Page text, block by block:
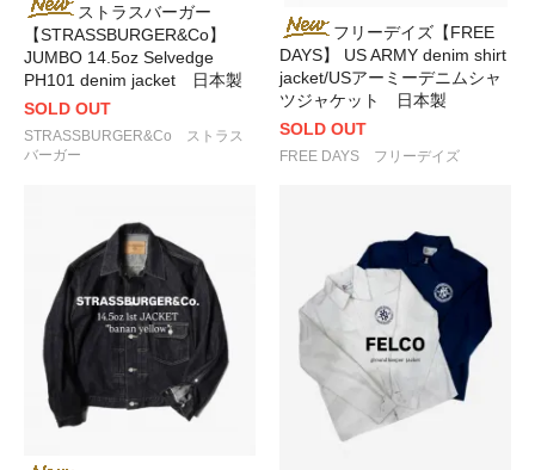
ストラスバーガー
【STRASSBURGER&Co】
JUMBO 14.5oz Selvedge
PH101 denim jacket 日本製
SOLD OUT
STRASSBURGER&Co ストラス
バーガー
フリーデイズ【FREE
DAYS】 US ARMY denim shirt
jacket/USアーミーデニムシャ
ツジャケット 日本製
SOLD OUT
FREE DAYS フリーデイズ